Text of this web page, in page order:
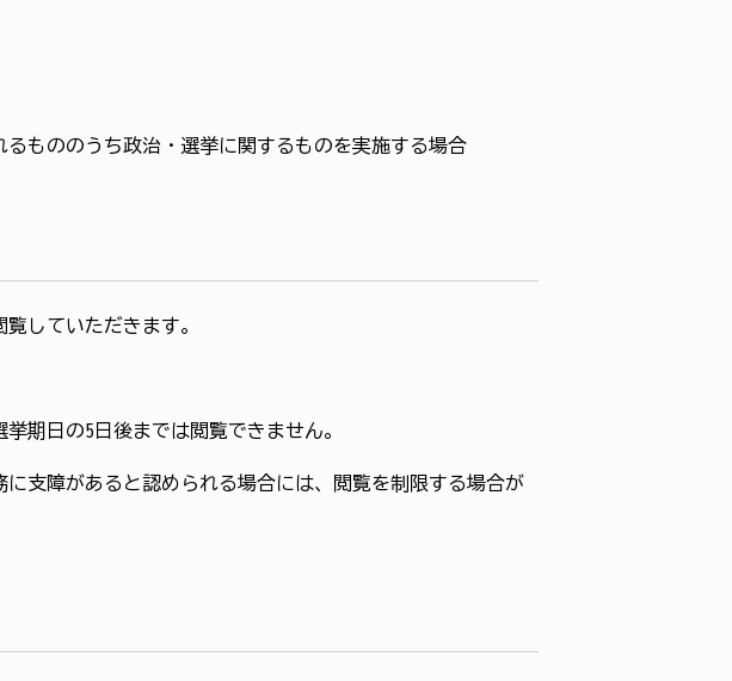
もののうち政治・選挙に関するものを実施する場合
していただきます。
期日の5日後までは閲覧できません。
支障があると認められる場合には、閲覧を制限する場合が